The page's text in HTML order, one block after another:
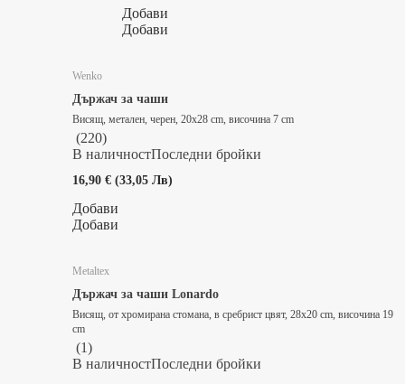
Добави
Добави
Wenko
Държач за чаши
Висящ, метален, черен, 20x28 cm, височина 7 cm
(220)
В наличностПоследни бройки
16,90 € (33,05 Лв)
Добави
Добави
Metaltex
Държач за чаши Lonardo
Висящ, от хромирана стомана, в сребрист цвят, 28x20 cm, височина 19
cm
(1)
В наличностПоследни бройки